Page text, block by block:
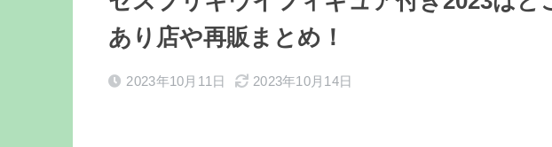
あり店や再販まとめ！
2023年10月11日 2023年10月14日